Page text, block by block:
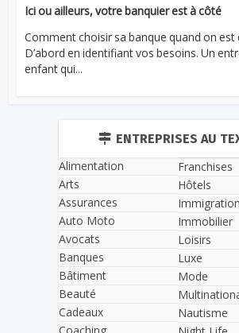
Ici ou ailleurs, votre banquier est à côté
Comment choisir sa banque quand on est
D’abord en identifiant vos besoins. Un
enfant qui...
ENTREPRISES AU
Alimentation
Arts
Assurances
Auto Moto
Avocats
Banques
Bâtiment
Beauté
Cadeaux
Franchises
Hôtels
Immigration
Immobilier
Loisirs
Luxe
Mode
Nautisme